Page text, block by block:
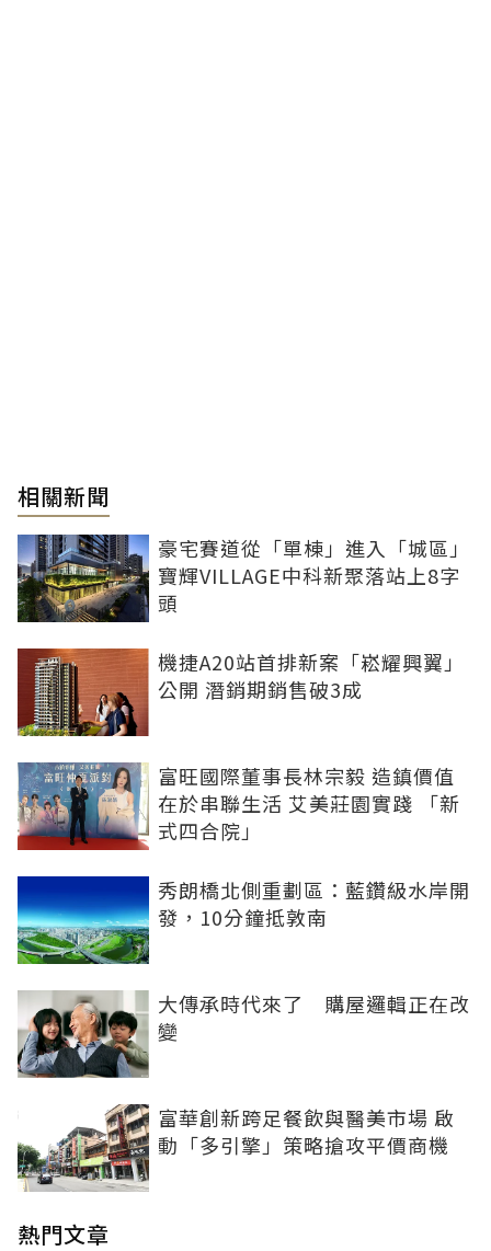
相關新聞
豪宅賽道從「單棟」進入「城區」
寶輝VILLAGE中科新聚落站上8字
頭
機捷A20站首排新案「崧耀興翼」
公開 潛銷期銷售破3成
富旺國際董事長林宗毅 造鎮價值
在於串聯生活 艾美莊園實踐 「新
式四合院」
秀朗橋北側重劃區：藍鑽級水岸開
發，10分鐘抵敦南
大傳承時代來了 購屋邏輯正在改
變
富華創新跨足餐飲與醫美市場 啟
動「多引擎」策略搶攻平價商機
熱門文章